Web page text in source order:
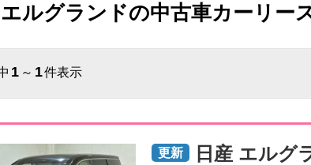
エルグランドの中古車カーリー
1 ～ 1件表示
日産 エルグ